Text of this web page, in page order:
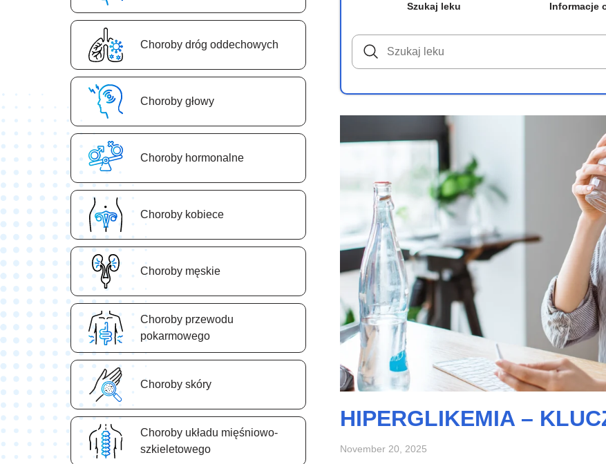
Choroby dróg oddechowych
Choroby głowy
Choroby hormonalne
Choroby kobiece
Choroby męskie
Choroby przewodu
pokarmowego
Choroby skóry
Choroby układu mięśniowo-
szkieletowego
Szukaj leku Informacje
HIPERGLIKEMIA –
November 20, 2025